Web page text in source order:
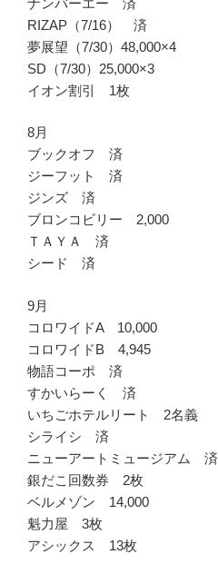
RIZAP（7/16） 済
夢展望（7/30）48,000×4
SD（7/30）25,000×3
イオン割引 1枚
8月
ブックオフ 済
ジーフット 済
ジンズ 済
ブロンコビリー 2,000
ＴＡＹＡ 済
シード 済
9月
コロワイドA 10,000
コロワイドB 4,945
物語コーポ 済
すかいらーく 済
いちごホテルリート 2名義
シライシ 済
ニューアートミュージアム 済
銀だこ回数券 2枚
ベルメゾン 14,000
魁力屋 3枚
アシックス 13枚